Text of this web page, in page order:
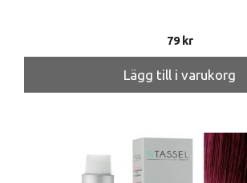
79kr
Lägg till i varukorg